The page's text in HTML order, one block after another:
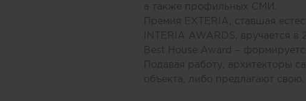
а также профильных СМИ.
Премия EXTERIA, ставшая
INTERIA AWARDS, вручается
Best House Award –
Подавая работу, архитекторы
объекта, либо предлагают свою.